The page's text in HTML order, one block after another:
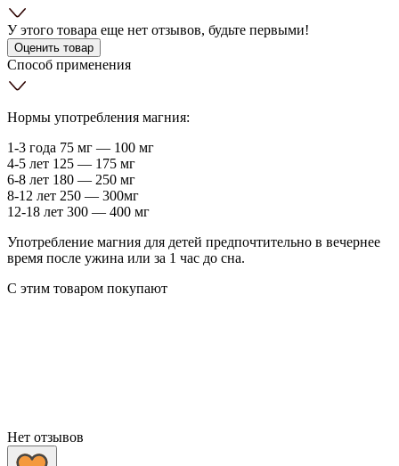
У этого товара еще нет отзывов, будьте первыми!
Оценить товар
Способ применения
Нормы употребления магния:
1-3 года 75 мг — 100 мг
4-5 лет 125 — 175 мг
6-8 лет 180 — 250 мг
8-12 лет 250 — 300мг
12-18 лет 300 — 400 мг
Употребление магния для детей предпочтительно в вечернее
время после ужина или за 1 час до сна.
С этим товаром покупают
Нет отзывов